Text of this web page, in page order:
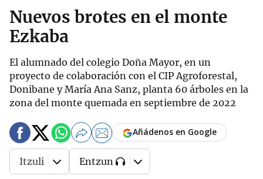
Nuevos brotes en el monte
Ezkaba
El alumnado del colegio Doña Mayor, en un
proyecto de colaboración con el CIP Agroforestal,
Donibane y María Ana Sanz, planta 60 árboles en la
zona del monte quemada en septiembre de 2022
Añádenos en Google
Itzuli Entzun